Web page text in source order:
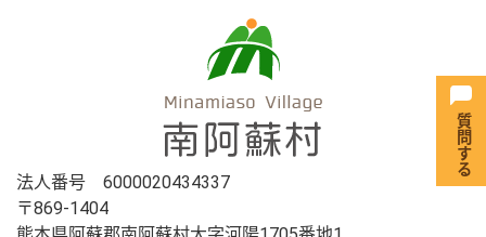
法人番号 6000020434337
〒869-1404